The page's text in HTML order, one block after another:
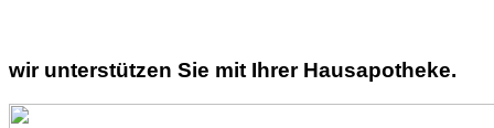
wir unterstützen Sie mit Ihrer Hausapotheke.